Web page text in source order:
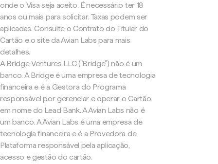
onde o Visa seja aceito. É necessário ter 18
anos ou mais para solicitar. Taxas podem ser
aplicadas. Consulte o Contrato do Titular do
Cartão e o site da Avian Labs para mais
detalhes.
A Bridge Ventures LLC ("Bridge") não é um
banco. A Bridge é uma empresa de tecnologia
financeira e é a Gestora do Programa
responsável por gerenciar e operar o Cartão
em nome do Lead Bank. A Avian Labs não é
um banco. A Avian Labs é uma empresa de
tecnologia financeira e é a Provedora de
Plataforma responsável pela aplicação,
acesso e gestão do cartão.